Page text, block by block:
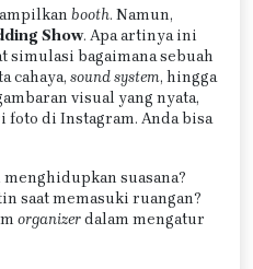
booth. Namun,
Show. Apa artinya ini
simulasi bagaimana sebuah
cahaya, sound system, hingga
visual yang nyata,
di Instagram. Anda bisa
suasana?
saat memasuki ruangan?
organizerdalam mengatur